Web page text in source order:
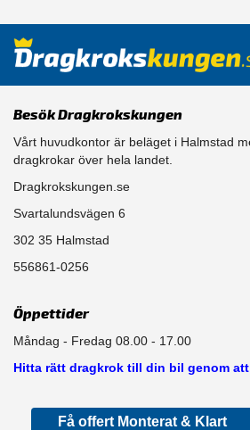
Besök Dragkrokskungen
Vårt huvudkontor är beläget i Halmstad
dragkrokar över hela landet.
Dragkrokskungen.se
Svartalundsvägen 6
302 35 Halmstad
556861-0256
Öppettider
Måndag - Fredag 08.00 - 17.00
Hitta rätt dragkrok till din bil genom
Få offert Monterat & Klart